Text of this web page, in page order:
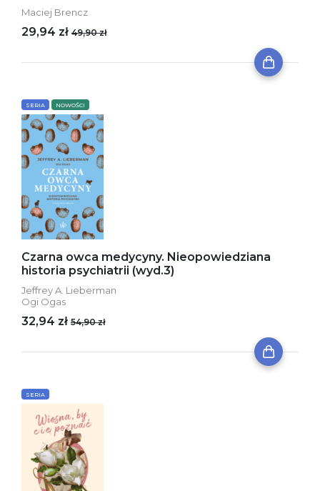
Maciej Brencz
29,94 zł 49,90 zł
SERIA NOWOŚCI
Czarna owca medycyny. Nieopowiedziana
historia psychiatrii (wyd.3)
Jeffrey A. Lieberman
Ogi Ogas
32,94 zł 54,90 zł
SERIA